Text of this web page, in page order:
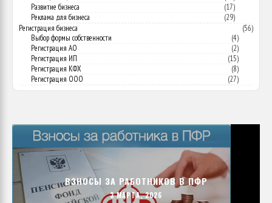
Развитие бизнеса
(17)
Реклама для бизнеса
(29)
Регистрация бизнеса
(56)
Выбор формы собственности
(4)
Регистрация АО
(2)
Регистрация ИП
(15)
Регистрация КФХ
(8)
Регистрация ООО
(27)
ВЗНОСЫ ЗА РАБОТНИКОВ В ПФР
3 МАРТА, 2026